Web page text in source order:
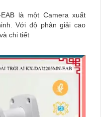
là một Camera xuất
cao
chi tiết